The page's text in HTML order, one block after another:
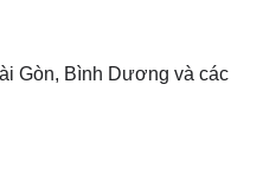
Gòn, Bình Dương và các